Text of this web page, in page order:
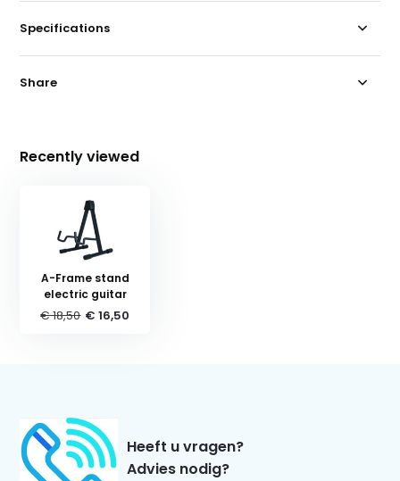
Specifications
Share
Recently viewed
A-Frame stand
electric guitar
€ 18,50 € 16,50
Heeft u vragen?
Advies nodig?